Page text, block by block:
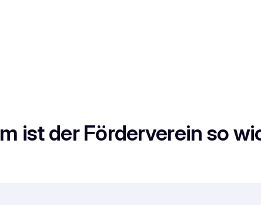
ist der Förderverein so